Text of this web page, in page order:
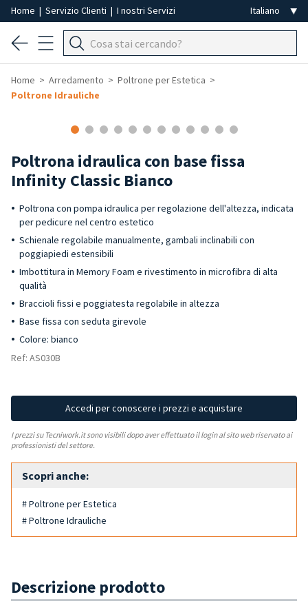
Home | Servizio Clienti | I nostri Servizi
Home Arredamento
Poltrone per Estetica
Poltrone Idrauliche
Poltrona idraulica con base fissa
Infinity Classic Bianco
Poltrona con pompa idraulica per regolazione dell'altezza, indicata
per pedicure nel centro estetico
Schienale regolabile manualmente, gambali inclinabili con
poggiapiedi estensibili
Imbottitura in Memory Foam e rivestimento in microfibra di alta
qualità
Braccioli fissi e poggiatesta regolabile in altezza
Base fissa con seduta girevole
Colore: bianco
Ref: AS030B
Accedi per conoscere i prezzi e acquistare
I prezzi su Tecniwork.it sono visibili dopo aver effettuato il login al sito web riservato ai
professionisti del settore.
Scopri anche:
# Poltrone per Estetica
# Poltrone Idrauliche
Descrizione prodotto